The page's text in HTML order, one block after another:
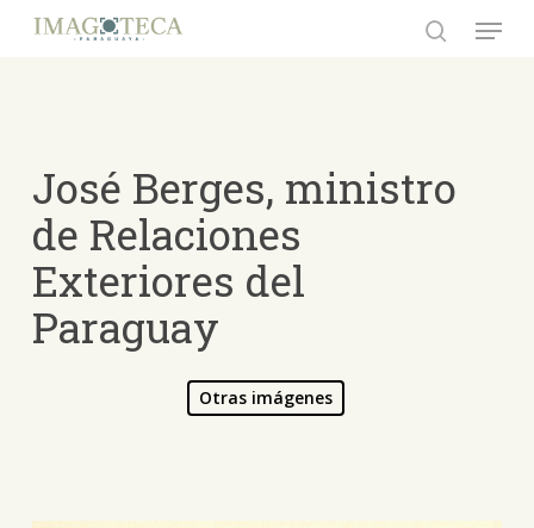
Menu
José Berges, ministro
de Relaciones
Exteriores del
Paraguay
Otras imágenes